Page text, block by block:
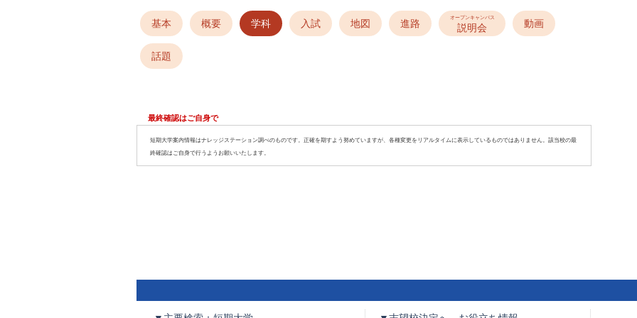
基本 概要 学科 入試 地図 進路
オープンキャンパス
説明会 動画
話題
最終確認はご自身で
短期大学案内情報はナレッジステーション調べのものです。正確を期すよう努めていますが、各種変更をリアルタイムに表示しているものではありません。該当校の最
終確認はご自身で行うようお願いいたします。